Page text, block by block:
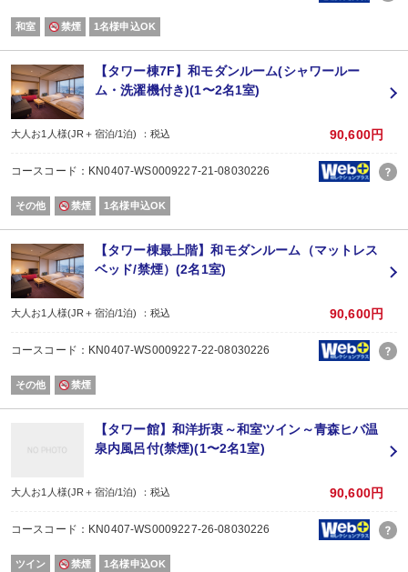
和室 禁煙 1名様申込OK
【タワー棟7F】和モダンルーム(シャワールー
ム・洗濯機付き)(1〜2名1室)
大人お1人様(JR＋宿泊/1泊) ：税込 90,600円
コースコード：KN0407-WS0009227-21-08030226
その他 禁煙 1名様申込OK
【タワー棟最上階】和モダンルーム（マットレス
ベッド/禁煙）(2名1室)
大人お1人様(JR＋宿泊/1泊) ：税込 90,600円
コースコード：KN0407-WS0009227-22-08030226
その他 禁煙
【タワー館】和洋折衷～和室ツイン～青森ヒバ温
泉内風呂付(禁煙)(1〜2名1室)
大人お1人様(JR＋宿泊/1泊) ：税込 90,600円
コースコード：KN0407-WS0009227-26-08030226
ツイン 禁煙 1名様申込OK